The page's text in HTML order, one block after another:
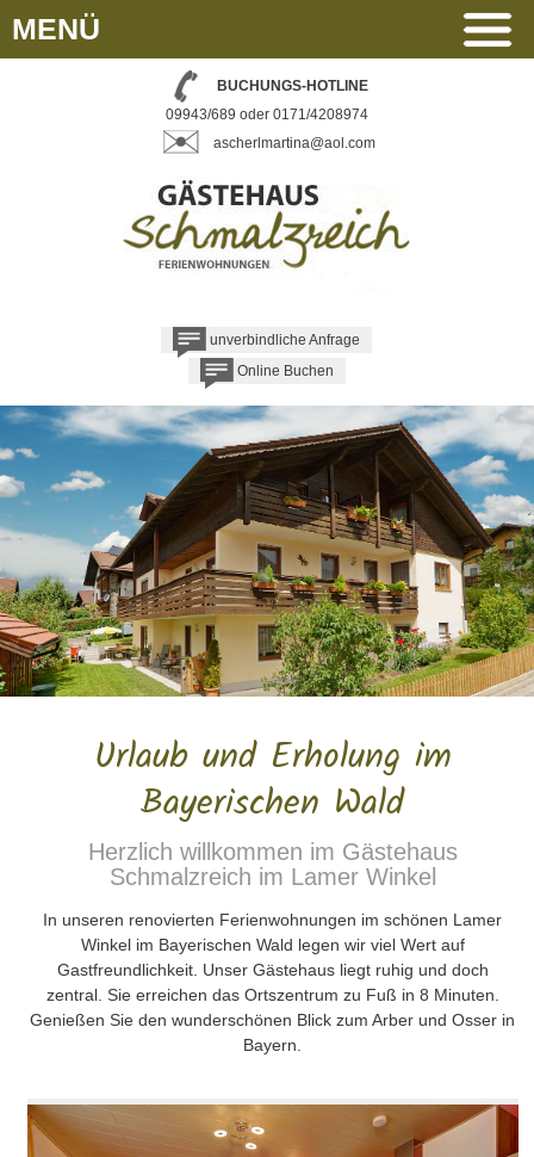
BUCHUNGS-HOTLINE
09943/689 oder 0171/4208974
ascherlmartina@aol.com
unverbindliche Anfrage
Online Buchen
MENÜ
Urlaub und Erholung im
Bayerischen Wald
Herzlich willkommen im Gästehaus
Schmalzreich im Lamer Winkel
In unseren renovierten Ferienwohnungen im schönen Lamer
Winkel im Bayerischen Wald legen wir viel Wert auf
Gastfreundlichkeit. Unser Gästehaus liegt ruhig und doch
zentral. Sie erreichen das Ortszentrum zu Fuß in 8 Minuten.
Genießen Sie den wunderschönen Blick zum Arber und Osser in
Bayern.